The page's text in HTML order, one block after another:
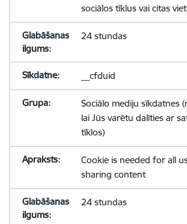
sociālos tīklus vai citas
24 stundas
__cfduid
Sociālo mediju sīkdatnes
lai Jūs varētu dalīties ar
tīklos)
Cookie is needed for all
sharing content
24 stundas